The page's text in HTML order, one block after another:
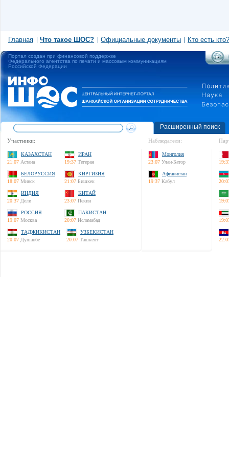
Главная Что такое ШОС? Официальные документы Кто есть кто?
Портал создан при финансовой поддержке
Федерального агентства по печати и массовым коммуникациям
Российской Федерации
Расширенный поиск
Участники:
КАЗАХСТАН
21:07 Астана
ИРАН
19:37 Тегеран
БЕЛОРУССИЯ
18:07 Минск
КИРГИЗИЯ
21:07 Бишкек
ИНДИЯ
20:37 Дели
КИТАЙ
23:07 Пекин
РОССИЯ
19:07 Москва
ПАКИСТАН
20:07 Исламабад
ТАДЖИКИСТАН
20:07 Душанбе
УЗБЕКИСТАН
20:07 Ташкент
Наблюдатели:
Монголия
23:07 Улан-Батор
Афганистан
19:37 Кабул